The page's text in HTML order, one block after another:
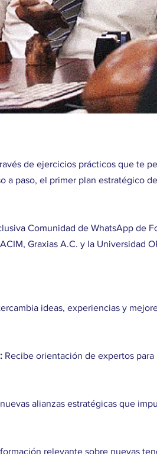
de ejercicios prácticos que te
a paso, el primer plan estratégico
Comunidad de WhatsApp de
Graxias A.C. y la Universidad
ideas, experiencias y
Recibe orientación de expertos para
alianzas estratégicas que
relevante sobre nuevas